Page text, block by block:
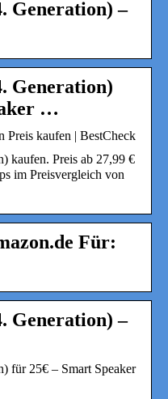
Generation) –
Generation)
…
Preis kaufen | BestCheck
kaufen. Preis ab 27,99 €
im Preisvergleich von
Für:
Generation) –
für 25€ – Smart Speaker